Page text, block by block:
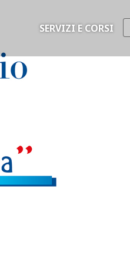
SERVIZI E CORSI